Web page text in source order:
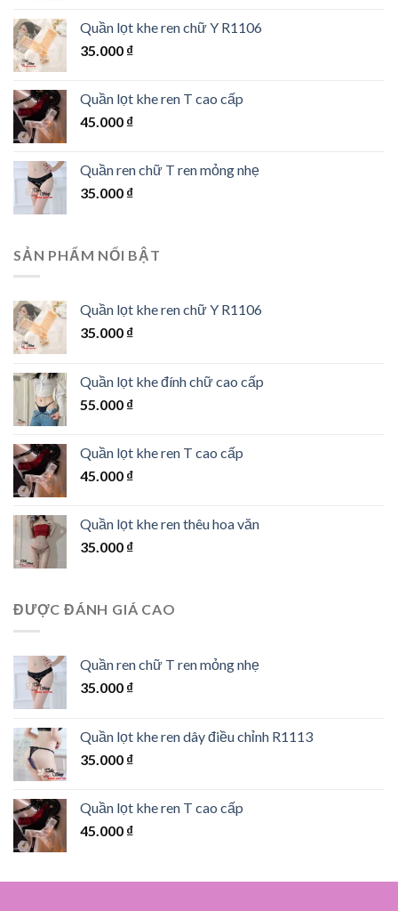
Quần lọt khe ren chữ Y R1106
35.000 ₫
Quần lọt khe ren T cao cấp
45.000 ₫
Quần ren chữ T ren mỏng nhẹ
35.000 ₫
SẢN PHẨM NỔI BẬT
Quần lọt khe ren chữ Y R1106
35.000 ₫
Quần lọt khe đính chữ cao cấp
55.000 ₫
Quần lọt khe ren T cao cấp
45.000 ₫
Quần lọt khe ren thêu hoa văn
35.000 ₫
ĐƯỢC ĐÁNH GIÁ CAO
Quần ren chữ T ren mỏng nhẹ
35.000 ₫
Quần lọt khe ren dây điều chỉnh R1113
35.000 ₫
Quần lọt khe ren T cao cấp
45.000 ₫